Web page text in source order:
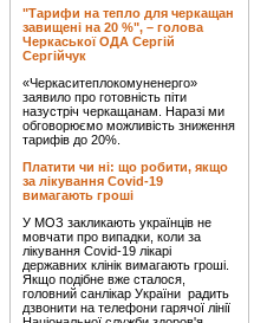
"Тарифи на тепло для черкащан
завищені на 20 %", – голова
Черкаської ОДА Сергій
Сергійчук
«Черкаситеплокомуненерго»
заявило про готовність піти
назустріч черкащанам. Наразі ми
обговорюємо можливість зниження
тарифів до 20%.
Платити чи ні: що робити, якщо
за лікування Covid-19
вимагають гроші
У МОЗ закликають українців не
мовчати про випадки, коли за
лікування Covid-19 лікарі
державних клінік вимагають гроші.
Якщо подібне вже сталося,
головний санлікар України радить
дзвонити на телефони гарячої лінії